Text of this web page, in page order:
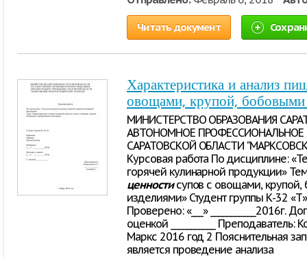
Читать документ
Характеристика и анализ
овощами, крупой,
МИНИСТЕРСТВО ОБРАЗОВАНИЯ
АВТОНОМНОЕ ПРОФЕССИОНАЛЬНОЕ
САРАТОВСКОЙ ОБЛАСТИ
Курсовая работа По дисциплине:
горячей кулинарной продукции»
ценностисупов с овощами,
изделиями» Студент группы К-32
Проверено: «___» ___________2016г.
оценкой ___________ Преподаватель:
Маркс 2016 год 2 Пояснительная
является проведение анализа